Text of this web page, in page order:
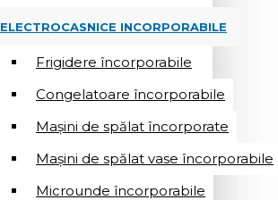
ELECTROCASNICE INCORPORABILE
Frigidere încorporabile
Congelatoare încorporabile
Mașini de spălat încorporate
Mașini de spălat vase încorporabile
Microunde încorporabile